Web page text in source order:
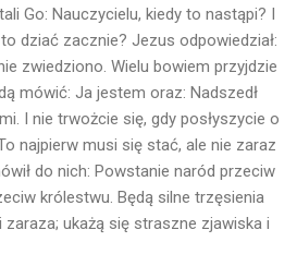
Go: Nauczycielu, kiedy to nastąpi? I
dziać zacznie? Jezus odpowiedział:
zwiedziono. Wielu bowiem przyjdzie
mówić: Ja jestem oraz: Nadszedł
I nie trwożcie się, gdy posłyszycie o
najpierw musi się stać, ale nie zaraz
do nich: Powstanie naród przeciw
królestwu. Będą silne trzęsienia
zaraza; ukażą się straszne zjawiska i